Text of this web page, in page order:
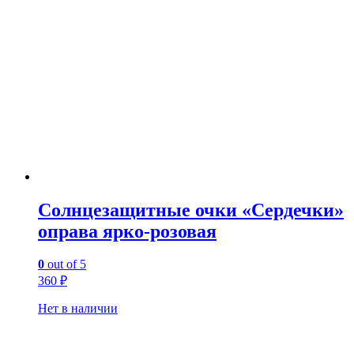
Солнцезащитные очки «Сердечки»
оправа ярко-розовая
0 out of 5
360 ₽
Нет в наличии